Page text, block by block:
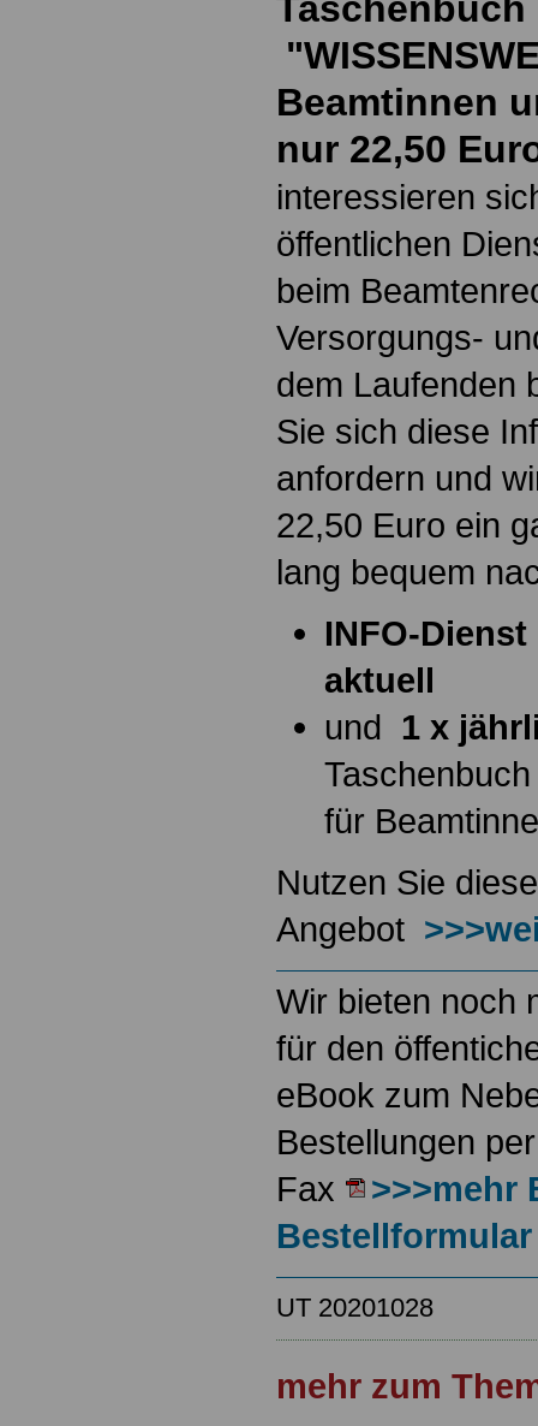
Taschenbuch
Beamtinnen
nur 22,50
interessieren
öffentlichen
beim
Versorgungs-
dem Laufenden
Sie sich diese
anfordern und
22,50 Euro ein
lang bequem
INFO-
aktuell
und 1 x
Taschenbuch
für
Nutzen Sie
Angebot
Wir bieten noch
für den
eBook zum
Bestellungen
Fax
>>>mehr
Bestellformular
UT 20201028
mehr zum